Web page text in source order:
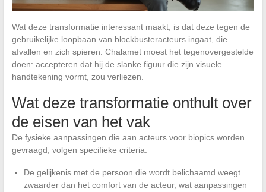
Wat deze transformatie interessant maakt, is dat deze tegen de
gebruikelijke loopbaan van blockbusteracteurs ingaat, die
afvallen en zich spieren. Chalamet moest het tegenovergestelde
doen: accepteren dat hij de slanke figuur die zijn visuele
handtekening vormt, zou verliezen.
Wat deze transformatie onthult over
de eisen van het vak
De fysieke aanpassingen die aan acteurs voor biopics worden
gevraagd, volgen specifieke criteria:
De gelijkenis met de persoon die wordt belichaamd weegt
zwaarder dan het comfort van de acteur, wat aanpassingen